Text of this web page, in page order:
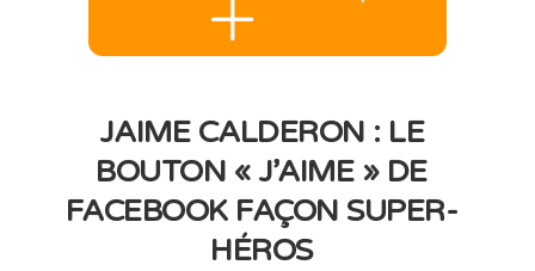
JAIME CALDERON : LE
BOUTON « J’AIME » DE
FACEBOOK FAÇON SUPER-
HÉROS